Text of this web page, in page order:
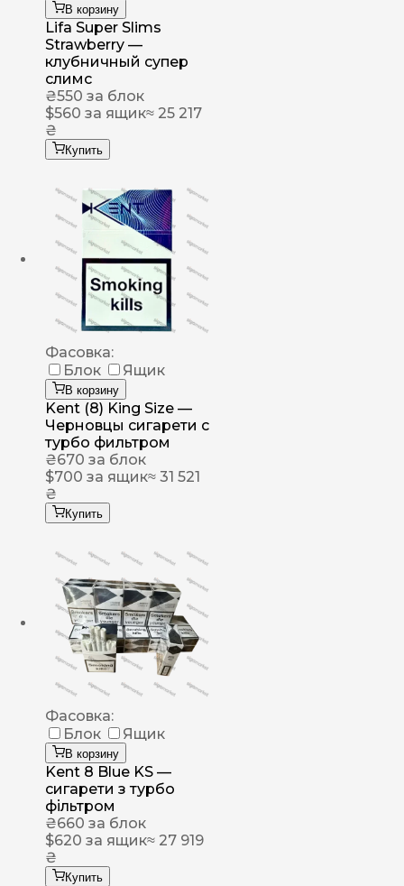
В корзину
Lifa Super Slims
Strawberry —
клубничный супер
слимс
₴550 за блок
$560 за ящик≈ 25 217
₴
Купить
Фасовка:
Блок
Ящик
В корзину
Kent (8) King Size —
Черновцы сигарети с
турбо фильтром
₴670 за блок
$700 за ящик≈ 31 521
₴
Купить
Фасовка:
Блок
Ящик
В корзину
Kent 8 Blue KS —
сигарети з турбо
фільтром
₴660 за блок
$620 за ящик≈ 27 919
₴
Купить